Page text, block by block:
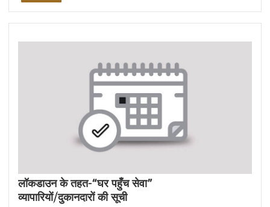
लॉकडाउन के तहत-“घर पहुँच सेवा”
व्यापारियों/दुकानदारों की सूची